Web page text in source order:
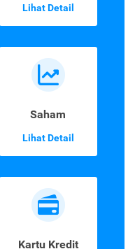
Lihat Detail
Saham
Lihat Detail
Kartu Kredit